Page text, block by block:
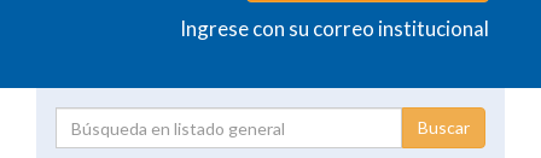
Ingrese con su correo institucional